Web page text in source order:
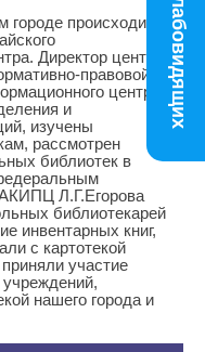
происходили
Директор центра
правовой
центра.
и
изучены
рассмотрен
библиотек в
Л.Г.Егорова
библиотекарей
инвентарных книг,
с картотекой
участие
нашего города и